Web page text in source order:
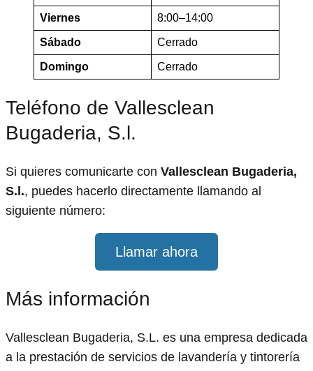
Viernes 8:00–14:00
Sábado Cerrado
Domingo Cerrado
Teléfono de Vallesclean
Bugaderia, S.l.
Si quieres comunicarte con Vallesclean Bugaderia,
S.l., puedes hacerlo directamente llamando al
siguiente número:
Llamar ahora
Más información
Vallesclean Bugaderia, S.L. es una empresa dedicada
a la prestación de servicios de lavandería y tintorería